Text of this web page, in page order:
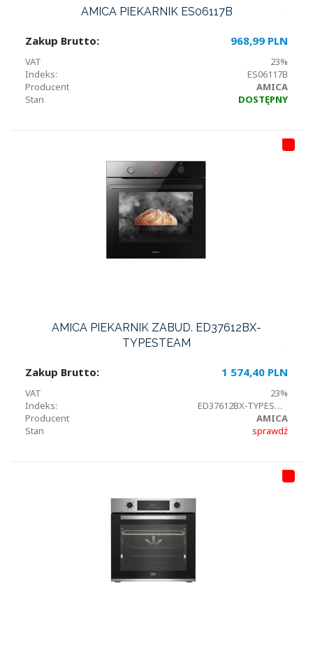
AMICA PIEKARNIK ES06117B
Zakup Brutto: 968,99 PLN
VAT
23%
Indeks:
ES06117B
Producent
AMICA
Stan
DOSTĘPNY
AMICA PIEKARNIK ZABUD. ED37612BX-
TYPESTEAM
Zakup Brutto: 1 574,40 PLN
VAT
23%
Indeks:
ED37612BX-TYPESTEAM
Producent
AMICA
Stan
sprawdź